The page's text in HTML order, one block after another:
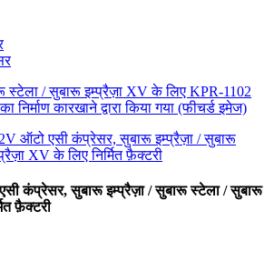
कंप्रेसर, सुबारू इम्प्रैज़ा / सुबारू स्टेला / सुबारू
फ़ैक्टरी